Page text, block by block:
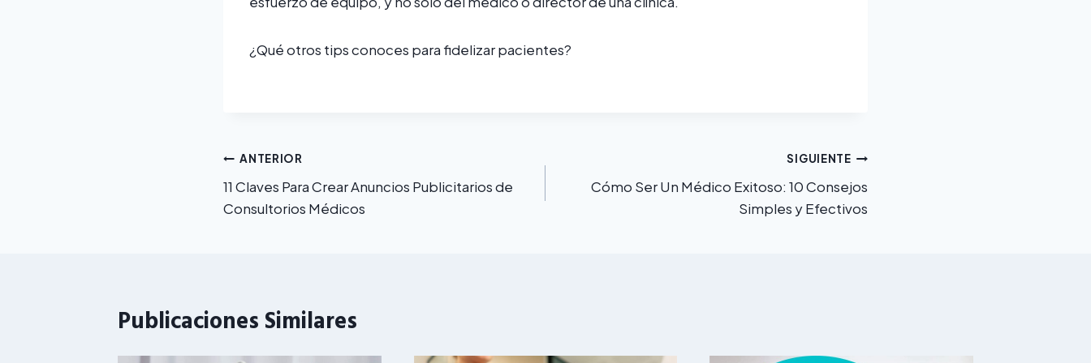
¿Qué otros tips conoces para fidelizar pacientes?
Navegación
de
ANTERIOR
11 Claves Para Crear Anuncios Publicitarios de
Consultorios Médicos
SIGUIENTE
Cómo Ser Un Médico Exitoso: 10 Consejos
Simples y Efectivos
Publicaciones Similares